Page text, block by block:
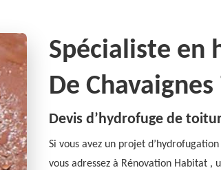
Spécialiste en
De
Devis d’hydrofuge de
Si vous avez un projet
vous adressez à Rénovation Habitat